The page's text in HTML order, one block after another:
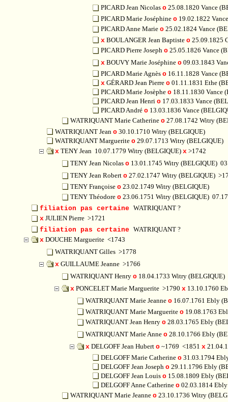
PICARD Jean Nicolas o 25.08.1820 Vance
PICARD Marie Joséphine o 19.02.1822
PICARD Anne Marie o 25.02.1824 Vance
x BOULANGER Jean Baptiste o 25.09.1825
PICARD Pierre Joseph o 25.05.1826 Vance
x BOUVY Marie Joséphine o 09.03.1843
PICARD Marie Agnès o 16.11.1828 Vance
x GÉRARD Jean Pierre o 01.11.1831 Ethe
PICARD Marie Josèphe o 18.11.1830 Vance
PICARD Jean Henri o 17.03.1833 Vance
PICARD André o 13.03.1836 Vance
WATRIQUANT Marie Catherine o 27.08.1742 Witry
WATRIQUANT Jean o 30.10.1710 Witry (BELGIQUE)
WATRIQUANT Marguerite o 29.07.1713 Witry (BELGIQUE)
x TENY Jean 10.07.1779 Witry (BELGIQUE) x >1742
TENY Jean Nicolas o 13.01.1745 Witry (BELGIQUE)
TENY Jean Robert o 27.02.1747 Witry (BELGIQUE)
TENY Françoise o 23.02.1749 Witry (BELGIQUE)
TENY Théodore o 23.06.1751 Witry (BELGIQUE)
filiation pas certaine WATRIQUANT ?
x JULIEN Pierre >1721
filiation pas certaine WATRIQUANT ?
x DOUCHE Marguerite <1743
WATRIQUANT Gilles >1778
x GUILLAUME Jeanne >1766
WATRIQUANT Henry o 18.04.1733 Witry (BELGIQUE)
x PONCELET Marie Marguerite >1790 x 13.10.1760
WATRIQUANT Marie Jeanne o 16.07.1761 Ebly
WATRIQUANT Marie Marguerite o 19.08.1763
WATRIQUANT Jean Henry o 28.03.1765 Ebly
WATRIQUANT Marie Anne o 28.10.1766 Ebly
x DELGOFF Jean Hubert o ~1769 <1851 x
DELGOFF Marie Catherine o 31.03.1794
DELGOFF Jean Joseph o 29.11.1796 Ebly
DELGOFF Jean Louis o 15.08.1809 Ebly
DELGOFF Anne Catherine o 02.03.1814
WATRIQUANT Marie Jeanne o 23.10.1736 Witry